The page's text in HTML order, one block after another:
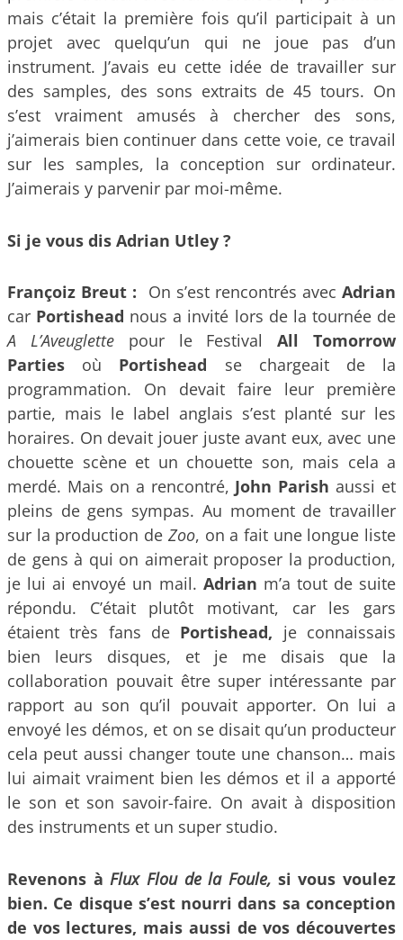
mais c’était la première fois qu’il participait à un
projet avec quelqu’un qui ne joue pas d’un
instrument. J’avais eu cette idée de travailler sur
des samples, des sons extraits de 45 tours. On
s’est vraiment amusés à chercher des sons,
j’aimerais bien continuer dans cette voie, ce travail
sur les samples, la conception sur ordinateur.
J’aimerais y parvenir par moi-même.
Si je vous dis Adrian Utley ?
Françoiz Breut : On s’est rencontrés avec Adrian
car Portishead nous a invité lors de la tournée de
A L’Aveuglettepour le FestivalAll Tomorrow
Parties où Portishead se chargeait de la
programmation. On devait faire leur première
partie, mais le label anglais s’est planté sur les
horaires. On devait jouer juste avant eux, avec une
chouette scène et un chouette son, mais cela a
merdé. Mais on a rencontré, John Parish aussi et
pleins de gens sympas. Au moment de travailler
sur la production de Zoo, on a fait une longue liste
de gens à qui on aimerait proposer la production,
je lui ai envoyé un mail. Adrian m’a tout de suite
répondu. C’était plutôt motivant, car les gars
étaient très fans de Portishead, je connaissais
bien leurs disques, et je me disais que la
collaboration pouvait être super intéressante par
rapport au son qu’il pouvait apporter. On lui a
envoyé les démos, et on se disait qu’un producteur
cela peut aussi changer toute une chanson… mais
lui aimait vraiment bien les démos et il a apporté
le son et son savoir-faire. On avait à disposition
des instruments et un super studio.
Revenons àFlux Flou de la Foule, si vous voulez
bien. Ce disque s’est nourri dans sa conception
de vos lectures, mais aussi de vos découvertes